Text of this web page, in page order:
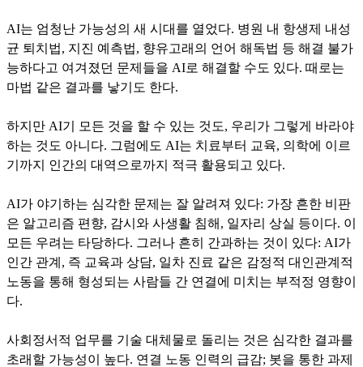
AI는 엄청난 가능성의 새 시대를 열었다. 병원 내 항생제 내성
균 퇴치법, 지진 예측법, 향유고래의 언어 해독법 등 해결 불가
능하다고 여겨졌던 문제들을 AI로 해결할 수도 있다. 때로는
마법 같은 결과를 낳기도 한다.
하지만 AI기 모든 것을 할 수 있는 것도, 우리가 그렇게 바라야
하는 것도 아니다. 그럼에도 AI는 치료부터 교육, 의학에 이르
기까지 인간의 대역으로까지 적극 활용되고 있다.
AI가 야기하는 심각한 문제는 잘 알려져 있다: 가장 흔한 비판
은 알고리즘 편향, 감시와 사생활 침해, 일자리 상실 등이다. 이
모든 우려는 타당하다. 그러나 흔히 간과하는 것이 있다: AI가
인간 관계, 즉 교육과 상담, 일차 진료 같은 감정적 대인관계적
노동을 통해 형성되는 사람들 간 연결에 미치는 부적정 영향이
다.
사회정서적 업무를 기술 대체물로 돌리는 것은 심각한 결과를
초래할 가능성이 높다. 연결 노동 인력의 급감; 봇을 통한 과제